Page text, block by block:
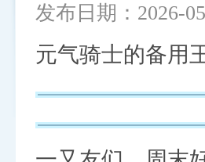
发布日期：2026-
元气骑士的备用